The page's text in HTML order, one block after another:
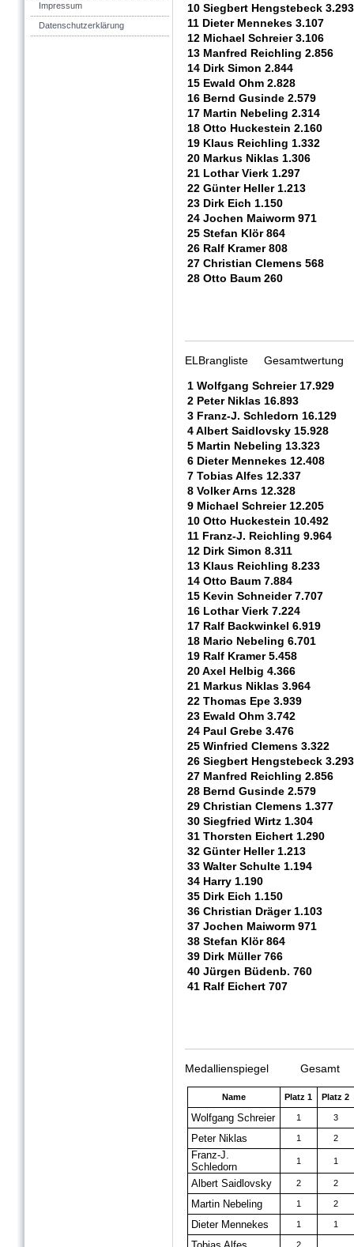
Impressum
Datenschutzerklärung
10 Siegbert Hengstebeck 3.293
11 Dieter Mennekes 3.107
12 Michael Schreier 3.106
13 Manfred Reichling 2.856
14 Dirk Simon 2.844
15 Ewald Ohm 2.828
16 Bernd Gusinde 2.579
17 Martin Nebeling 2.314
18 Otto Huckestein 2.160
19 Klaus Reichling 1.332
20 Markus Niklas 1.306
21 Lothar Vierk 1.297
22 Günter Heller 1.213
23 Dirk Eich 1.150
24 Jochen Maiworm 971
25 Stefan Klör 864
26 Ralf Kramer 808
27 Christian Clemens 568
28 Otto Baum 260
ELBrangliste
1 Wolfgang Schreier 17.929
2 Peter Niklas 16.893
3 Franz-J. Schledorn 16.129
4 Albert Saidlovsky 15.928
5 Martin Nebeling 13.323
6 Dieter Mennekes 12.408
7 Tobias Alfes 12.337
8 Volker Arns 12.328
9 Michael Schreier 12.205
10 Otto Huckestein 10.492
11 Franz-J. Reichling 9.964
12 Dirk Simon 8.311
13 Klaus Reichling 8.233
14 Otto Baum 7.884
15 Kevin Schneider 7.707
16 Lothar Vierk 7.224
17 Ralf Backwinkel 6.919
18 Mario Nebeling 6.701
19 Ralf Kramer 5.458
20 Axel Helbig 4.366
21 Markus Niklas 3.964
22 Thomas Epe 3.939
23 Ewald Ohm 3.742
24 Paul Grebe 3.476
25 Winfried Clemens 3.322
26 Siegbert Hengstebeck 3.293
27 Manfred Reichling 2.856
28 Bernd Gusinde 2.579
29 Christian Clemens 1.377
30 Siegfried Wirtz 1.304
31 Thorsten Eichert 1.290
32 Günter Heller 1.213
33 Walter Schulte 1.194
34 Harry 1.190
35 Dirk Eich 1.150
36 Christian Dräger 1.103
37 Jochen Maiworm 971
38 Stefan Klör 864
39 Dirk Müller 766
40 Jürgen Büdenb. 760
41 Ralf Eichert 707
Medallienspiegel
Name Platz 1 Platz 2
Wolfgang Schreier 1 3
Peter Niklas 1 2
Franz-J.
Schledorn
1 1
Albert Saidlovsky 2 2
Martin Nebeling 1 2
Dieter Mennekes 1 1
2